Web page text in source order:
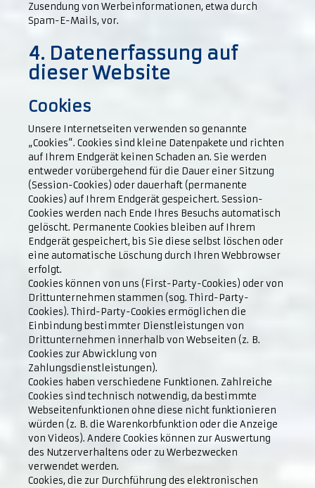
Zusendung von Werbeinformationen, etwa durch
Spam-E-Mails, vor.
4. Datenerfassung auf
dieser Website
Cookies
Unsere Internetseiten verwenden so genannte
„Cookies“. Cookies sind kleine Datenpakete und richten
auf Ihrem Endgerät keinen Schaden an. Sie werden
entweder vorübergehend für die Dauer einer Sitzung
(Session-Cookies) oder dauerhaft (permanente
Cookies) auf Ihrem Endgerät gespeichert. Session-
Cookies werden nach Ende Ihres Besuchs automatisch
gelöscht. Permanente Cookies bleiben auf Ihrem
Endgerät gespeichert, bis Sie diese selbst löschen oder
eine automatische Löschung durch Ihren Webbrowser
erfolgt.
Cookies können von uns (First-Party-Cookies) oder von
Drittunternehmen stammen (sog. Third-Party-
Cookies). Third-Party-Cookies ermöglichen die
Einbindung bestimmter Dienstleistungen von
Drittunternehmen innerhalb von Webseiten (z. B.
Cookies zur Abwicklung von
Zahlungsdienstleistungen).
Cookies haben verschiedene Funktionen. Zahlreiche
Cookies sind technisch notwendig, da bestimmte
Webseitenfunktionen ohne diese nicht funktionieren
würden (z. B. die Warenkorbfunktion oder die Anzeige
von Videos). Andere Cookies können zur Auswertung
des Nutzerverhaltens oder zu Werbezwecken
verwendet werden.
Cookies, die zur Durchführung des elektronischen